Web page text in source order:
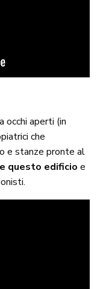
occhi aperti (in
che
e stanze pronte al
questo edificio e